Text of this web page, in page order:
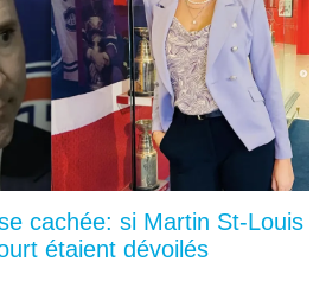
cachée: si Martin St-Louis
étaient dévoilés